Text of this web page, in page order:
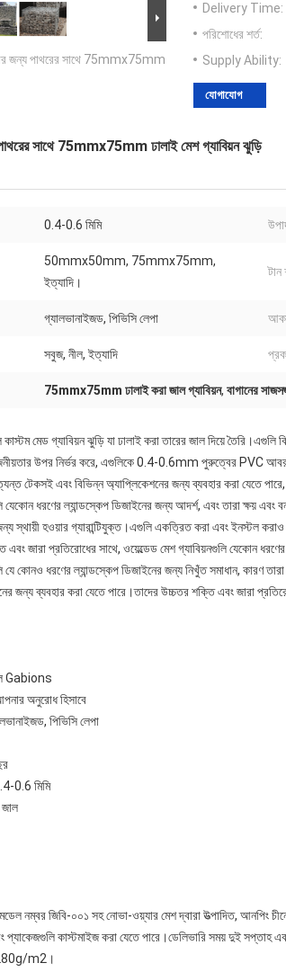
জন্য পাথরের সাথে 75mmx75mm
Delivery Time:
পরিশোধের শর্ত:
Supply Ability:
যোগাযোগ
সাথে 75mmx75mm ঢালাই মেশ গ্যাবিয়ন ঝুড়ি
0.4-0.6 মিমি
50mmx50mm, 75mmx75mm,
ইত্যাদি।
টান
গ্যালভানাইজড, পিভিসি লেপা
সবুজ, নীল, ইত্যাদি
75mmx75mm ঢালাই করা জাল গ্যাবিয়ন, বাগানের
কাস্টম মেড গ্যাবিয়ন ঝুড়ি যা ঢালাই করা তারের জাল দিয়ে
উপর নির্ভর করে, এগুলিকে 0.4-0.6mm পুরুত্বের PVC
টেকসই এবং বিভিন্ন অ্যাপ্লিকেশনের জন্য ব্যবহার করা যেতে
যেকোন ধরণের ল্যান্ডস্কেপ ডিজাইনের জন্য আদর্শ, এবং তারা ক্ষয় এবং
জন্য স্থায়ী হওয়ার গ্যারান্টিযুক্ত।এগুলি একত্রিত করা এবং ইনস্টল
জারা প্রতিরোধের সাথে, ওয়েল্ডেড মেশ গ্যাবিয়নগুলি যেকোন
যে কোনও ধরণের ল্যান্ডস্কেপ ডিজাইনের জন্য নিখুঁত সমাধান, কারণ
জন্য ব্যবহার করা যেতে পারে।তাদের উচ্চতর শক্তি এবং জারা
Gabions
অনুরোধ হিসাবে
পিভিসি লেপা
0.6 মিমি
জাল
নম্বর জিবি-০০১ সহ নোভা-ওয়্যার মেশ দ্বারা উত্পাদিত, আনপিং
প্যাকেজগুলি কাস্টমাইজ করা যেতে পারে।ডেলিভারি সময় দুই
m2।